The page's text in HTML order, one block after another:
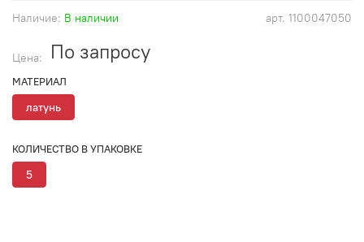
арт. 1100047050
Наличие: В наличии
Цена: По запросу
МАТЕРИАЛ
латунь
КОЛИЧЕСТВО В УПАКОВКЕ
5